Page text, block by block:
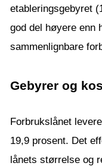
etableringsgebyret
god del høyere enn
sammenlignbare
Gebyrer og
Forbrukslånet
19,9 prosent. Det
lånets størrelse og